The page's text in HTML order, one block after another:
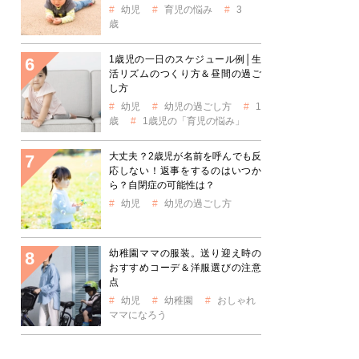
幼児 育児の悩み
3
歳
1歳児の一日のスケジュール例│生
活リズムのつくり方＆昼間の過ご
し方
幼児
幼児の過ごし方
1
歳
1歳児の「育児の悩み」
大丈夫？2歳児が名前を呼んでも反
応しない！返事をするのはいつか
ら？自閉症の可能性は？
幼児
幼児の過ごし方
幼稚園ママの服装。送り迎え時の
おすすめコーデ＆洋服選びの注意
点
幼児
幼稚園
おしゃれ
ママになろう